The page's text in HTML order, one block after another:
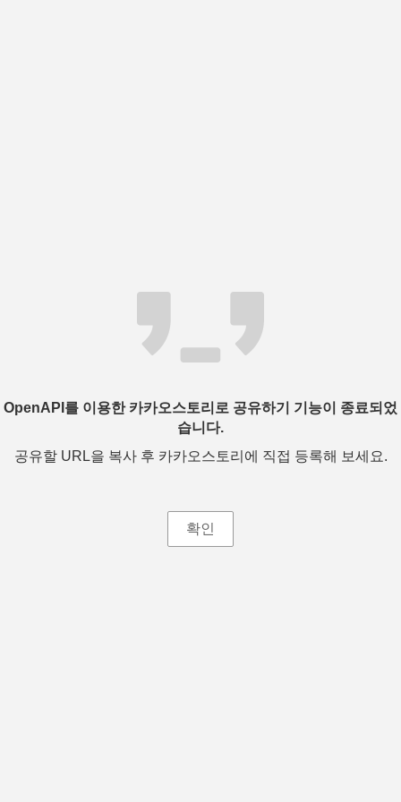
OpenAPI를 이용한 카카오스토리로 공유하기 기능이 종료되었
습니다.
공유할 URL을 복사 후 카카오스토리에 직접 등록해 보세요.
확인